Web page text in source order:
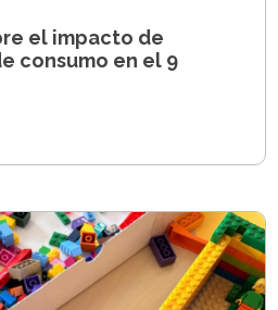
el impacto de
consumo en el 9